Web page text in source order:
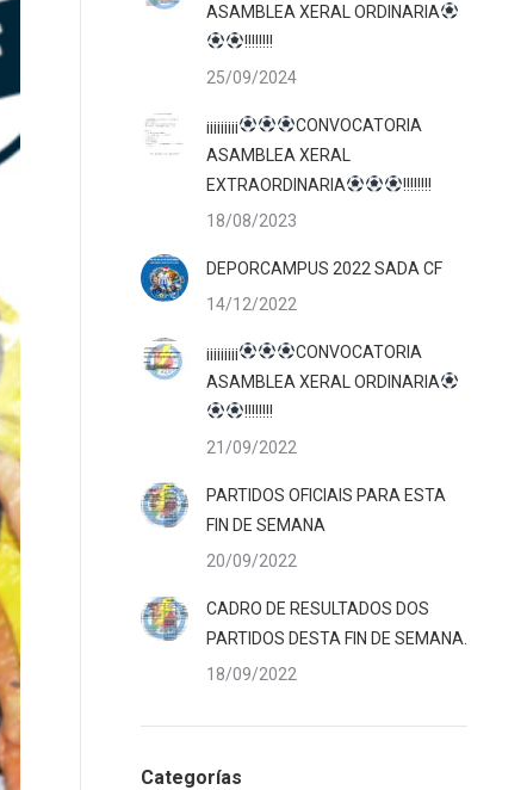
ASAMBLEA XERAL ORDINARIA
!!!!!!!!
25/09/2024
¡¡¡¡¡¡¡¡¡
CONVOCATORIA
ASAMBLEA XERAL
EXTRAORDINARIA
!!!!!!!!
18/08/2023
DEPORCAMPUS 2022 SADA CF
14/12/2022
¡¡¡¡¡¡¡¡¡
CONVOCATORIA
ASAMBLEA XERAL ORDINARIA
!!!!!!!!
21/09/2022
PARTIDOS OFICIAIS PARA ESTA
FIN DE SEMANA
20/09/2022
CADRO DE RESULTADOS DOS
PARTIDOS DESTA FIN DE SEMANA.
18/09/2022
Categorías